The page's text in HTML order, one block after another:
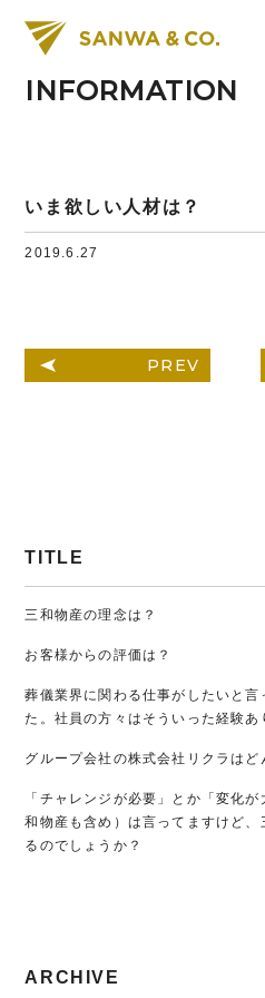
INFORMATION
いま欲しい人材は？
2019.6.27
PREV
TITLE
三和物産の理念は？
お客様からの評価は？
葬儀業界に関わる仕事がしたいと言
た。社員の方々はそういった経験あ
グループ会社の株式会社リクラはど
「チャレンジが必要」とか「変化
和物産も含め）は言ってますけど
るのでしょうか？
ARCHIVE